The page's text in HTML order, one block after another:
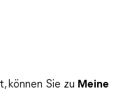
können Sie zu Meine